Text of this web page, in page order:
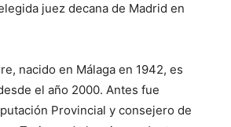
juez decana de Madrid en
nacido en Málaga en 1942, es
el año 2000. Antes fue
Provincial y consejero de